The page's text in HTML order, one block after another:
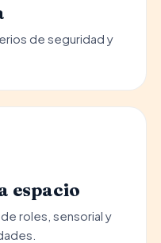
de seguridad y
espacio
roles, sensorial y